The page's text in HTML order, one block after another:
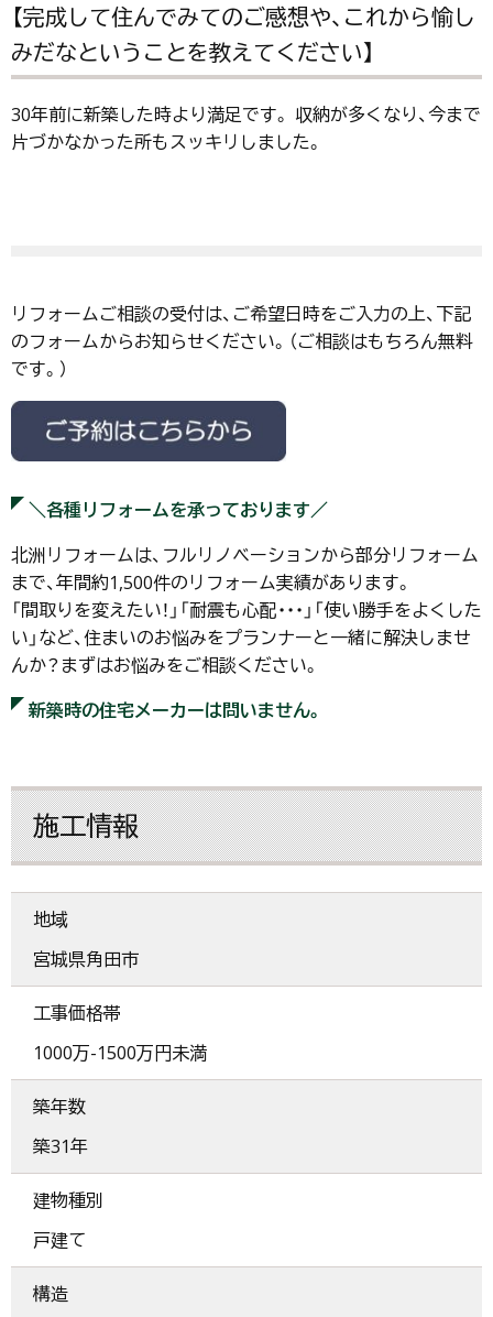
【完成して住んでみてのご感想や、これから愉し
みだなということを教えてください】
30年前に新築した時より満足です。 収納が多くなり、今まで
片づかなかった所もスッキリしました。
リフォームご相談の受付は、ご希望日時をご入力の上、下記
のフォームからお知らせください。（ご相談はもちろん無料
です。）
＼各種リフォームを承っております／
北洲リフォームは、フルリノベーションから部分リフォーム
まで、年間約1,500件のリフォーム実績があります。
「間取りを変えたい！」「耐震も心配・・・」「使い勝手をよくした
い」など、住まいのお悩みをプランナーと一緒に解決しませ
んか？まずはお悩みをご相談ください。
新築時の住宅メーカーは問いません。
施工情報
地域
宮城県角田市
工事価格帯
1000万-1500万円未満
築年数
築31年
建物種別
戸建て
構造